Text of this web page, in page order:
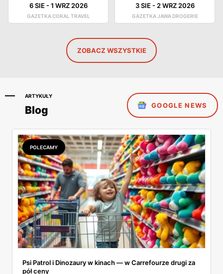
6 SIE -1 WRZ 2026
GAZETKA CORAL TRAVEL
3 SIE - 2 WRZ 2026
GAZETKA JAWA DROGERIE
ZOBACZ WSZYSTKIE
ARTYKUŁY
Blog GOOGLE NEWS
POLECAMY
Psi Patrol i Dinozaury w kinach — w Carrefourze drugi za
pół ceny